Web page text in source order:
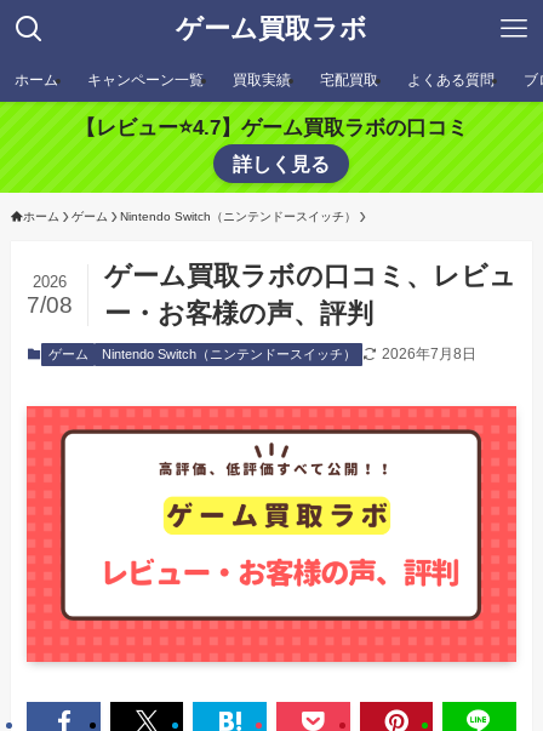
ゲーム買取ラボ
ホーム キャンペーン一覧 買取実績 宅配買取 よくある質問 ブ
【レビュー⭐️4.7】ゲーム買取ラボの口コミ
詳しく見る
ホーム ゲーム Nintendo Switch（ニンテンドースイッチ）
ゲーム買取ラボの口コミ、レビュ
ー・お客様の声、評判
2026
7/08
ゲーム Nintendo Switch（ニンテンドースイッチ） 2026年7月8日